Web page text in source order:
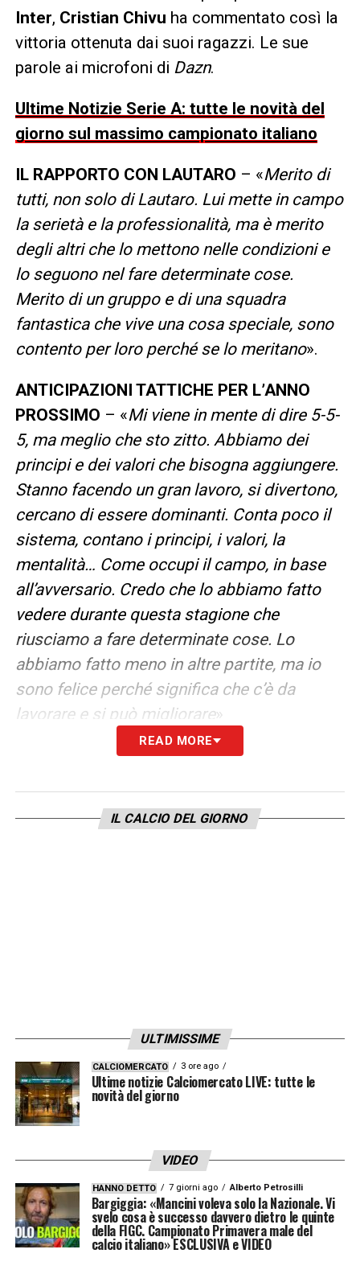
Inter, Cristian Chivu ha commentato così la
vittoria ottenuta dai suoi ragazzi. Le sue
parole ai microfoni di Dazn.
Ultime Notizie Serie A: tutte le novità del
giorno sul massimo campionato italiano
IL RAPPORTO CON LAUTARO – «Merito di
tutti, non solo di Lautaro. Lui mette in campo
la serietà e la professionalità, ma è merito
degli altri che lo mettono nelle condizioni e
lo seguono nel fare determinate cose.
Merito di un gruppo e di una squadra
fantastica che vive una cosa speciale, sono
contento per loro perché se lo meritano».
ANTICIPAZIONI TATTICHE PER L’ANNO
PROSSIMO – «Mi viene in mente di dire 5-5-
5, ma meglio che sto zitto. Abbiamo dei
principi e dei valori che bisogna aggiungere.
Stanno facendo un gran lavoro, si divertono,
cercano di essere dominanti. Conta poco il
sistema, contano i principi, i valori, la
mentalità… Come occupi il campo, in base
all’avversario. Credo che lo abbiamo fatto
vedere durante questa stagione che
riusciamo a fare determinate cose. Lo
abbiamo fatto meno in altre partite, ma io
sono felice perché significa che c’è da
lavorare e si può migliorare»
JOSEP MARTINEZ PRONTO AD ESSERE IL
era già prima, vale lo stesso per Sommer e
Di Gennaro, abbiamo 3 portieri che sono
TRA L’INTER DEL TRIPLETE E QUESTA–
«Dovete chiederlo a lui. Io mi godo una
squadra e ho la fortuna di aver fatto parte
anche dell’altra di cui parlava. Sono sicuro
squadre di due generazioni diverse, sono
passati 16 anni. Sono convinto che sia l’Inter
del 2010 che questa portano un sacco di
gioia ai nostri tifosi, alla fine questa è la
READ MORE
IL CALCIO DEL GIORNO
ULTIMISSIME
CALCIOMERCATO 3 ore ago
Ultime notizie Calciomercato LIVE: tutte le
novità del giorno
VIDEO
HANNO DETTO 7 giorni ago Alberto Petrosilli
Bargiggia: «Mancini voleva solo la Nazionale. Vi
svelo cosa è successo davvero dietro le quinte
della FIGC. Campionato Primavera male del
calcio italiano» ESCLUSIVA e VIDEO